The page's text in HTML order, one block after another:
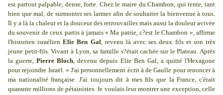
est partout palpable, dense, forte. Chez le maire du Chambon, qui tente, tant
bien que mal, de surmonter ses larmes afin de souhaiter la bienvenue à tous.
Il y a là la chaleur et la douceur des retrouvailles mais aussi la douleur avivée
du souvenir de ceux partis à jamais « Ma patrie, c?est le Chambon », affirme
l'historien israélienElie Ben Gal, revenu là avec ses deux fils et son très
jeune petit-fils. Vivant à Lyon, sa famille s?était cachée sur le Plateau. Après
la guerre,Pierre Bloch, devenu depuis Elie Ben Gal, a quitté l'Hexagone
pour rejoindre Israël. « J'ai personnellement écrit à de Gaulle pour renoncer à
ma nationalité française. J'ai toujours dit à mes fils que la France, c'était
quarante millions de pétainistes. Je voulais leur montrer une exception, celle